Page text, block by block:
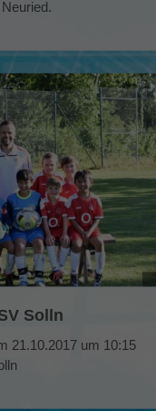
Solln
21.10.2017 um 10:15